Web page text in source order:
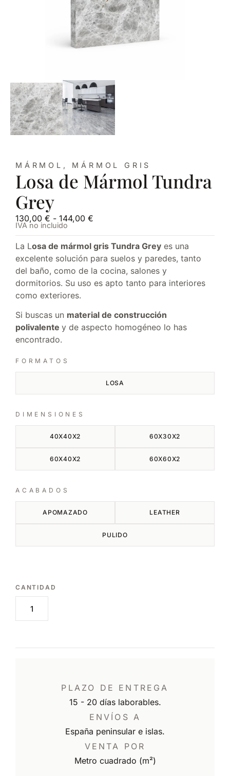
MÁRMOL , MÁRMOL GRIS
Losa de Mármol Tundra
Grey
130,00 € - 144,00 €
IVA no incluido
La Losa de mármol gris Tundra Grey es una
excelente solución para suelos y paredes, tanto
del baño, como de la cocina, salones y
dormitorios. Su uso es apto tanto para interiores
como exteriores.
Si buscas un material de construcción
polivalente y de aspecto homogéneo lo has
encontrado.
FORMATOS
LOSA
DIMENSIONES
40X40X2 60X30X2
60X40X2 60X60X2
ACABADOS
APOMAZADO LEATHER
PULIDO
PLAZO DE ENTREGA
15 - 20 días laborables.
ENVÍOS A
España peninsular e islas.
VENTA POR
Metro cuadrado (m²)